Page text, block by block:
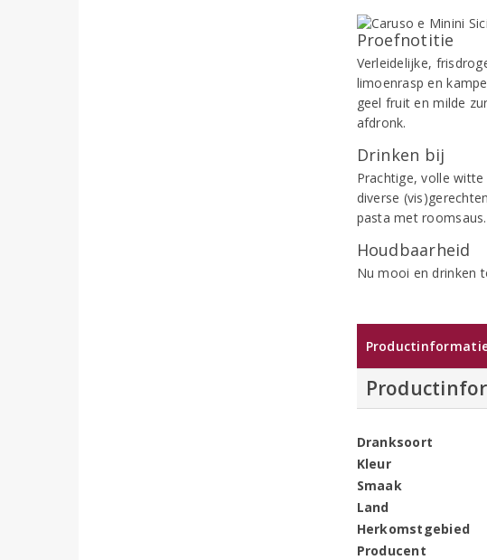
Proefnotitie
Verleidelijke,
limoenrasp en
geel fruit en milde
afdronk.
Drinken bij
Prachtige, volle
diverse
pasta met roomsaus.
Houdbaarheid
Nu mooi en drinken
Dranksoort
Kleur
Smaak
Land
Herkomstgebied
Producent